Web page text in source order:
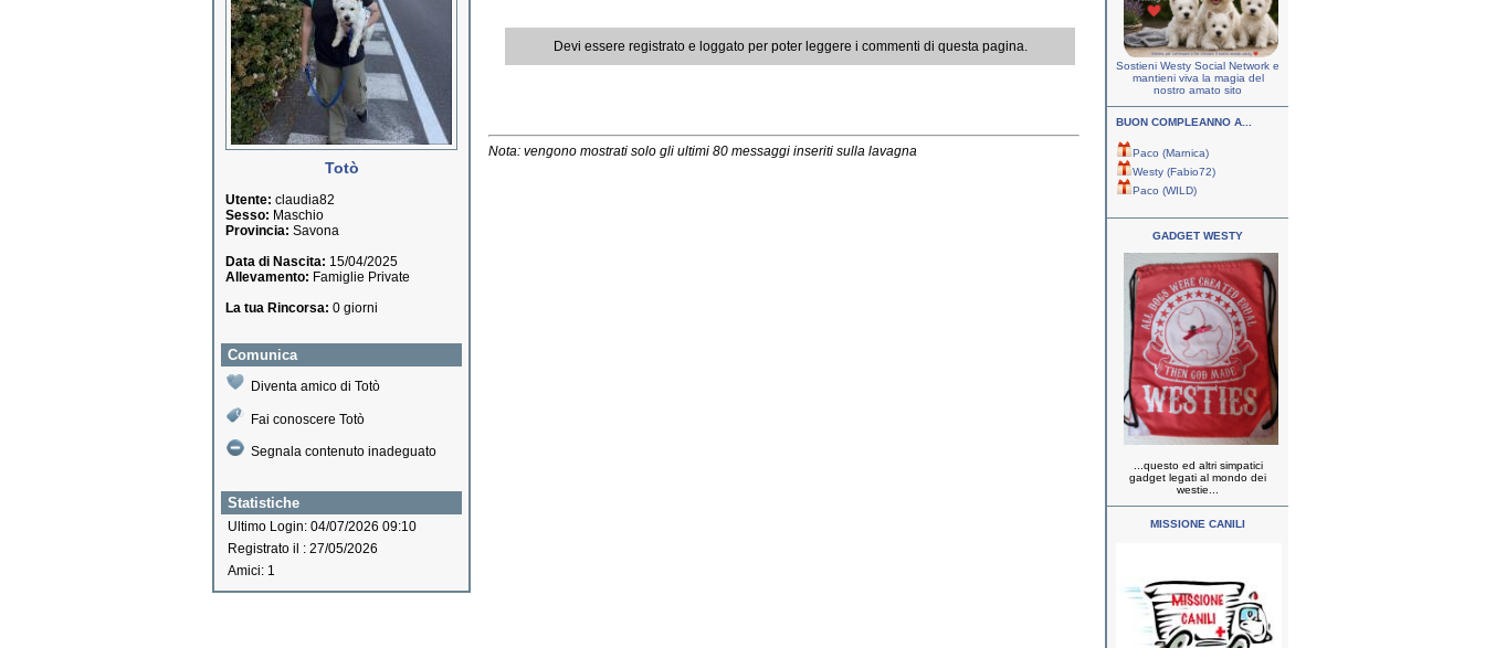
Totò
Utente: claudia82
Sesso: Maschio
Provincia: Savona
Data di Nascita: 15/04/2025
Allevamento: Famiglie Private
La tua Rincorsa: 0 giorni
Comunica
Diventa amico di Totò
Fai conoscere Totò
Segnala contenuto inadeguato
Statistiche
Ultimo Login: 04/07/2026 09:10
Registrato il : 27/05/2026
Amici: 1
Devi essere registrato e loggato per poter leggere i commenti di questa pagina.
Nota: vengono mostrati solo gli ultimi 80 messaggi inseriti sulla lavagna
Sostieni Westy Social Network e
mantieni viva la magia del
nostro amato sito
BUON COMPLEANNO A...
Paco (Marnica)
Westy (Fabio72)
Paco (WILD)
GADGET WESTY
...questo ed altri simpatici
gadget legati al mondo dei
westie...
MISSIONE CANILI